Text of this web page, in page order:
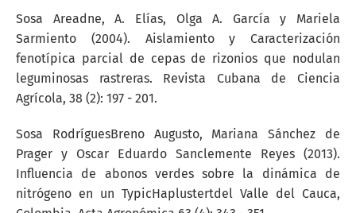
Sosa Areadne, A. Elías, Olga A. García y Mariela
Sarmiento (2004). Aislamiento y Caracterización
fenotípica parcial de cepas de rizonios que nodulan
leguminosas rastreras. Revista Cubana de Ciencia
Agrícola, 38 (2): 197 - 201.
Sosa RodríguesBreno Augusto, Mariana Sánchez de
Prager y Oscar Eduardo Sanclemente Reyes (2013).
Influencia de abonos verdes sobre la dinámica de
nitrógeno en un TypicHaplustertdel Valle del Cauca,